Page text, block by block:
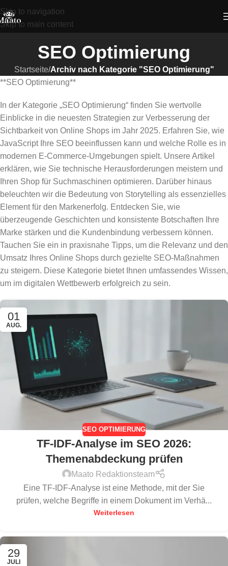
Skip to navigation
Skip to main content
SEO Optimierung
Startseite/Archiv nach Kategorie "SEO Optimierung"
**SEO Optimierung**
In der Kategorie „SEO Optimierung“ finden Sie wertvolle
Einblicke in die neuesten Strategien zur Verbesserung der
Sichtbarkeit von Online Shops im Jahr 2025. Erfahren Sie, wie
JavaScript Ihre SEO beeinflussen kann und welche Rolle es in
modernen E-Commerce-Umgebungen spielt. Unsere Artikel
erklären, wie Sie technische Herausforderungen meistern und
Ihren Shop für Suchmaschinen optimieren. Darüber hinaus
beleuchten wir die Bedeutung von Storytelling als essenzielles
Element für den Markenerfolg. Entdecken Sie, wie
überzeugende Geschichten und konsistente Botschaften Ihre
Marke stärken und die Kundenbindung verbessern können.
Tauchen Sie ein in praxisnahe Tipps, um die Relevanz und den
Umsatz Ihres Online Shops durch gezielte SEO-Maßnahmen
zu steigern. Diese Kategorie bietet Ihnen umfassendes Wissen,
um im digitalen Wettbewerb erfolgreich zu sein.
01
AUG.
SEO OPTIMIERUNG
TF-IDF-Analyse im SEO 2026:
Themenabdeckung prüfen
Maato Redaktionsteam
Eine TF-IDF-Analyse ist eine Methode, mit der Sie
prüfen, welche Begriffe in einem Dokument im Verhä...
Weiterlesen
29
JULI